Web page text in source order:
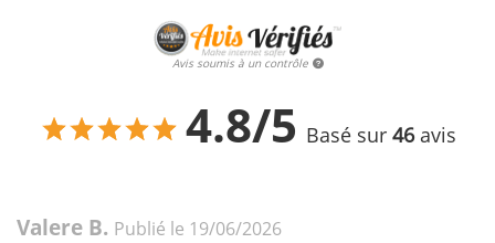
Avis soumis à un contrôle
4.8/5 Basé sur 46avis
Valere B. Publié le 19/06/2026